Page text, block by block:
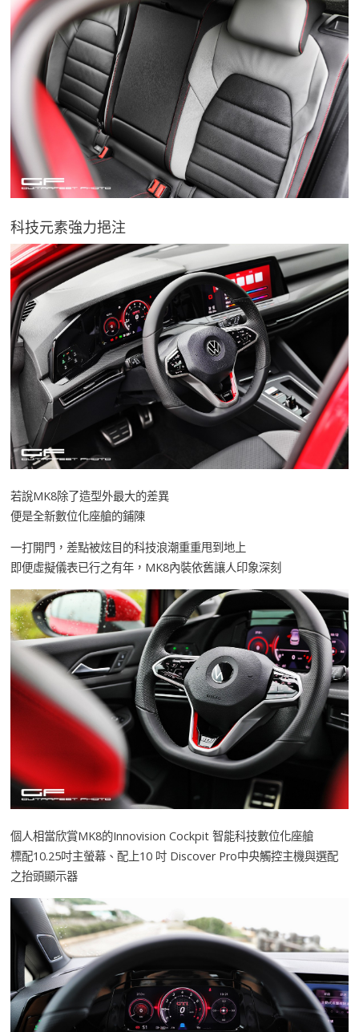
科技元素強力挹注
若說MK8除了造型外最大的差異
便是全新數位化座艙的鋪陳
一打開門，差點被炫目的科技浪潮重重甩到地上
即便虛擬儀表已行之有年，MK8內裝依舊讓人印象深刻
個人相當欣賞MK8的Innovision Cockpit 智能科技數位化座艙
標配10.25吋主螢幕、配上10 吋 Discover Pro中央觸控主機與選配
之抬頭顯示器